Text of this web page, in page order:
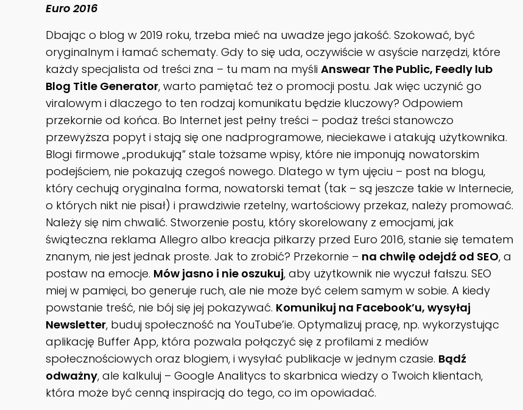
Euro 2016
Dbając o blog w 2019 roku, trzeba mieć na uwadze jego jakość. Szokować, być
oryginalnym i łamać schematy. Gdy to się uda, oczywiście w asyście narzędzi, które
każdy specjalista od treści zna – tu mam na myśli Answear The Public, Feedly lub
Blog Title Generator, warto pamiętać też o promocji postu. Jak więc uczynić go
viralowym i dlaczego to ten rodzaj komunikatu będzie kluczowy? Odpowiem
przekornie od końca. Bo Internet jest pełny treści – podaż treści stanowczo
przewyższa popyt i stają się one nadprogramowe, nieciekawe i atakują użytkownika.
Blogi firmowe „produkują” stale tożsame wpisy, które nie imponują nowatorskim
podejściem, nie pokazują czegoś nowego. Dlatego w tym ujęciu – post na blogu,
który cechują oryginalna forma, nowatorski temat (tak – są jeszcze takie w Internecie,
o których nikt nie pisał) i prawdziwie rzetelny, wartościowy przekaz, należy promować.
Należy się nim chwalić. Stworzenie postu, który skorelowany z emocjami, jak
świąteczna reklama Allegro albo kreacja piłkarzy przed Euro 2016, stanie się tematem
znanym, nie jest jednak proste. Jak to zrobić? Przekornie – na chwilę odejdź od SEO, a
postaw na emocje. Mów jasno i nie oszukuj, aby użytkownik nie wyczuł fałszu. SEO
miej w pamięci, bo generuje ruch, ale nie może być celem samym w sobie. A kiedy
powstanie treść, nie bój się jej pokazywać. Komunikuj na Facebook’u, wysyłaj
Newsletter, buduj społeczność na YouTube’ie. Optymalizuj pracę, np. wykorzystując
aplikację Buffer App, która pozwala połączyć się z profilami z mediów
społecznościowych oraz blogiem, i wysyłać publikacje w jednym czasie. Bądź
odważny, ale kalkuluj – Google Analitycs to skarbnica wiedzy o Twoich klientach,
która może być cenną inspiracją do tego, co im opowiadać.